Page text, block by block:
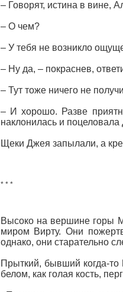
– Говорят, истина в вине,
– О чем?
– У тебя не возникло
– Ну да, – покраснев,
– Тут тоже ничего не
– И хорошо. Разве
наклонилась и
Щеки Джея запылали, а
* * *
Высоко на вершине горы
миром Вирту. Они
однако, они старательно
Прыткий, бывший
белом, как голая кость,